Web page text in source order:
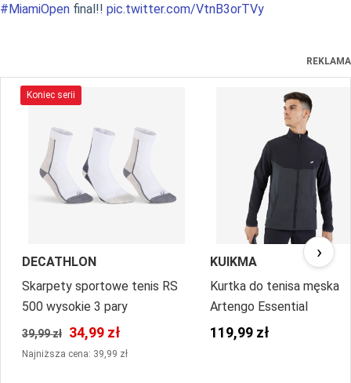
#MiamiOpen final!! pic.twitter.com/VtnB3orTVy
REKLAMA
Koniec serii
DECATHLON
Skarpety sportowe tenis RS
500 wysokie 3 pary
39,99 zł 34,99 zł
Najniższa cena: 39,99 zł
KUIKMA
Kurtka do tenisa męska
Artengo Essential
119,99 zł
›